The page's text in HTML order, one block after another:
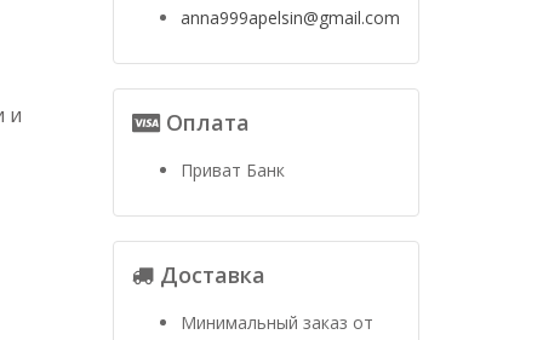
и
anna999apelsin@gmail.com
Оплата
Приват Банк
Доставка
Минимальный заказ от